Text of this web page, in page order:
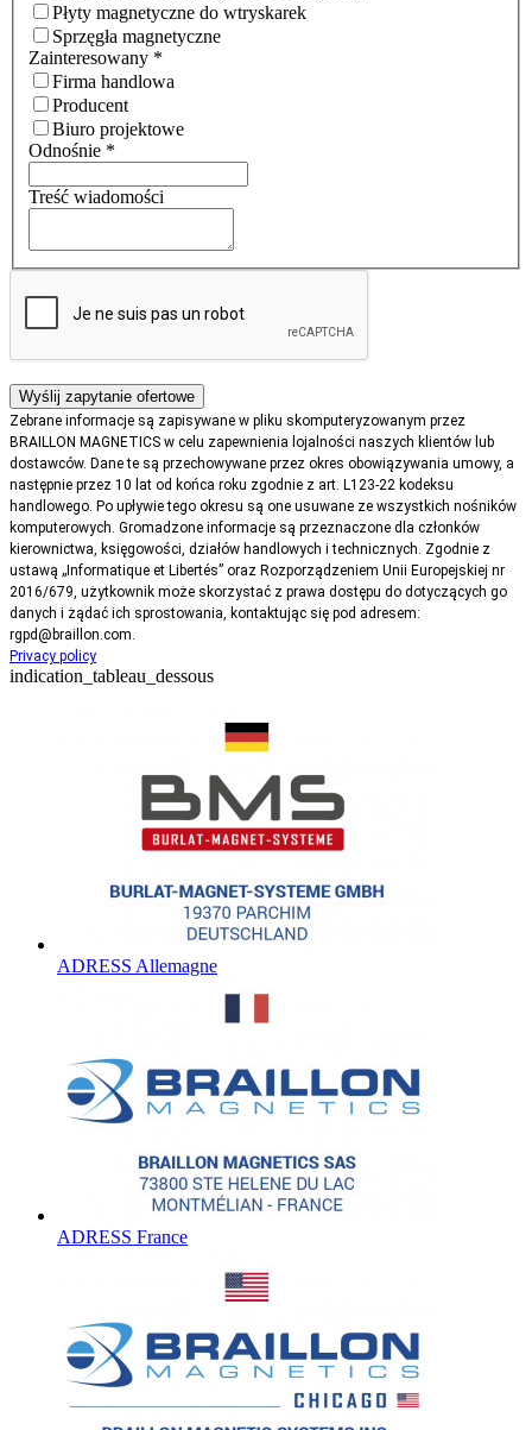
Płyty magnetyczne do wtryskarek
Sprzęgła magnetyczne
Zainteresowany *
Firma handlowa
Producent
Biuro projektowe
Odnośnie *
Treść wiadomości
Zebrane informacje są zapisywane w pliku skomputeryzowanym przez
BRAILLON MAGNETICS w celu zapewnienia lojalności naszych klientów lub
dostawców. Dane te są przechowywane przez okres obowiązywania umowy, a
następnie przez 10 lat od końca roku zgodnie z art. L123-22 kodeksu
handlowego. Po upływie tego okresu są one usuwane ze wszystkich nośników
komputerowych. Gromadzone informacje są przeznaczone dla członków
kierownictwa, księgowości, działów handlowych i technicznych. Zgodnie z
ustawą „Informatique et Libertés” oraz Rozporządzeniem Unii Europejskiej nr
2016/679, użytkownik może skorzystać z prawa dostępu do dotyczących go
danych i żądać ich sprostowania, kontaktując się pod adresem:
rgpd@braillon.com.
Privacy policy
indication_tableau_dessous
ADRESS Allemagne
ADRESS France